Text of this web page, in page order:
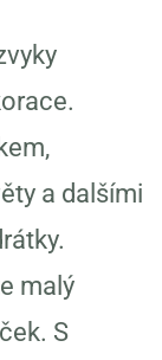
a dalšími
malý
S